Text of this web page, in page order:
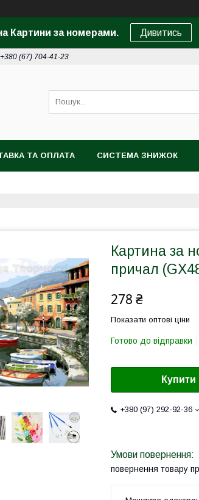
Картини за номерами. Дивитись
+380 (67) 704-41-23
ТА ОПЛАТА СИСТЕМА ЗНИЖОК
Картина за
причал
278 ₴
Показати оптові ціни
Готово до відправки
Купити
+380 (97) 292-92-36
повернення товару